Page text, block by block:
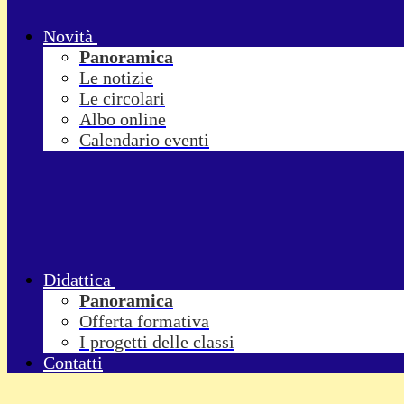
Novità
Panoramica
Le notizie
Le circolari
Albo online
Calendario eventi
Didattica
Panoramica
Offerta formativa
I progetti delle classi
Contatti